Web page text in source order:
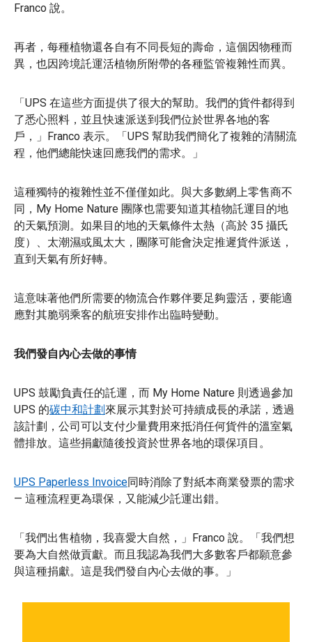
Franco 說。
再者，每種植物還各自有不同長短的壽命，這個因物種而
異，也因跨境託運活植物所附帶的各種監管複雜性而異。
「UPS 在這些方面提供了很大的幫助。我們的貨件都得到
了悉心照料，並且快速派送到我們位於世界各地的客
戶，」Franco 表示。「UPS 幫助我們簡化了複雜的清關流
程，他們總能快速回應我們的需求。」
這種獨特的複雜性並不僅僅如此。與大多數網上零售商不
同，My Home Nature 團隊也需要知道其植物託運目的地
的天氣預測。如果目的地的天氣條件太熱（高於 35 攝氏
度）、太潮濕或風太大，團隊可能會決定推遲貨件派送，
直到天氣有所好轉。
這意味著他們所需要的物流合作夥伴要足夠靈活，要能適
應對其脆弱乘客的航班安排作出臨時變動。
我們發自內心去做的事情
UPS 鼓勵負責任的託運，而 My Home Nature 則透過參加
UPS 的碳中和計劃來展示其對於可持續成長的承諾，透過
該計劃，公司可以支付少量費用來抵消任何貨件的溫室氣
體排放。這些捐獻隨後投資於世界各地的環保項目。
UPS Paperless Invoice同時消除了對紙本商業發票的需求
— 這種流程更為環保，又能減少託運出錯。
「我們出售植物，我喜愛大自然，」Franco 說。「我們想
要為大自然做貢獻。而且我認為我們大多數客戶都願意參
與這種捐獻。這是我們發自內心去做的事。」